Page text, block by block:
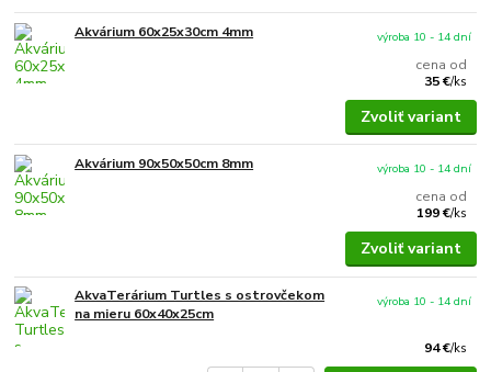
Akvárium 60x25x30cm 4mm
cena od
35 €/ks
výroba 10 - 14 dní
Zvoliť variant
Akvárium 90x50x50cm 8mm
cena od
199 €/ks
výroba 10 - 14 dní
Zvoliť variant
AkvaTerárium Turtles s ostrovčekom
na mieru 60x40x25cm
94 €/ks
výroba 10 - 14 dní